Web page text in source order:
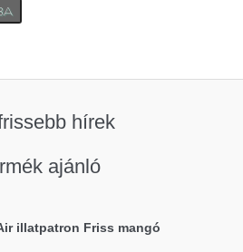
hírek
ajánló
illatpatron Friss mangó